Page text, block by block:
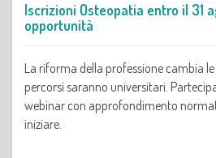
Iscrizioni Osteopatia entro il 31
opportunità
La riforma della professione cambia
percorsi saranno universitari.
webinar con approfondimento
iniziare.